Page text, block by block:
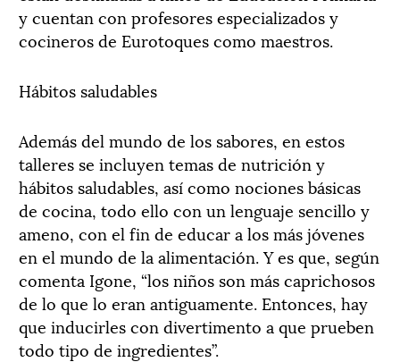
y cuentan con profesores especializados y
cocineros de Eurotoques como maestros.
Hábitos saludables
Además del mundo de los sabores, en estos
talleres se incluyen temas de nutrición y
hábitos saludables, así como nociones básicas
de cocina, todo ello con un lenguaje sencillo y
ameno, con el fin de educar a los más jóvenes
en el mundo de la alimentación. Y es que, según
comenta Igone, “los niños son más caprichosos
de lo que lo eran antiguamente. Entonces, hay
que inducirles con divertimento a que prueben
todo tipo de ingredientes”.